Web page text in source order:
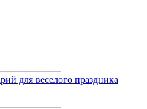
для веселого праздника